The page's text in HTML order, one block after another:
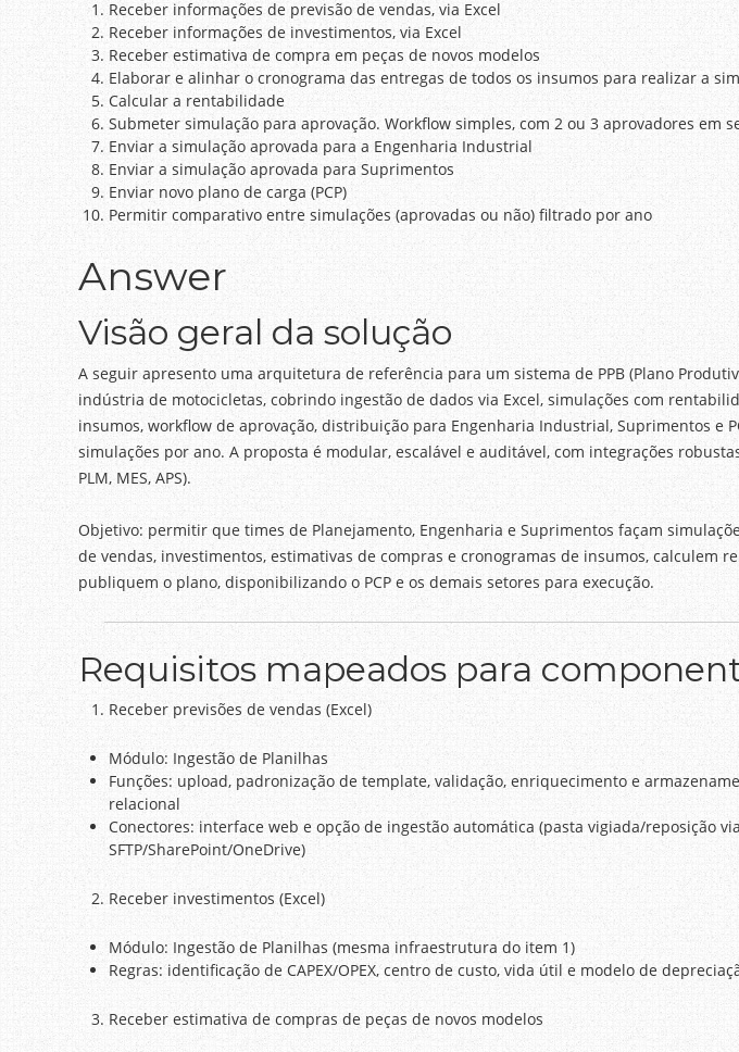
Receber informações de previsão de vendas, via Excel
Receber informações de investimentos, via Excel
Receber estimativa de compra em peças de novos modelos
Elaborar e alinhar o cronograma das entregas de todos os insumos para realizar a
Calcular a rentabilidade
Submeter simulação para aprovação. Workflow simples, com 2 ou 3 aprovadores em
Enviar a simulação aprovada para a Engenharia Industrial
Enviar a simulação aprovada para Suprimentos
Enviar novo plano de carga (PCP)
Permitir comparativo entre simulações (aprovadas ou não) filtrado por ano
Answer
Visão geral da solução
A seguir apresento uma arquitetura de referência para um sistema de PPB (Plano
indústria de motocicletas, cobrindo ingestão de dados via Excel, simulações com
insumos, workflow de aprovação, distribuição para Engenharia Industrial, Suprimentos e
simulações por ano. A proposta é modular, escalável e auditável, com integrações
PLM, MES, APS).
Objetivo: permitir que times de Planejamento, Engenharia e Suprimentos façam
de vendas, investimentos, estimativas de compras e cronogramas de insumos, calculem
publiquem o plano, disponibilizando o PCP e os demais setores para execução.
Requisitos mapeados para
Receber previsões de vendas (Excel)
Módulo: Ingestão de Planilhas
Funções: upload, padronização de template, validação, enriquecimento e
relacional
Conectores: interface web e opção de ingestão automática (pasta vigiada/reposição via
SFTP/SharePoint/OneDrive)
Receber investimentos (Excel)
Módulo: Ingestão de Planilhas (mesma infraestrutura do item 1)
Regras: identificação de CAPEX/OPEX, centro de custo, vida útil e modelo de
Receber estimativa de compras de peças de novos modelos